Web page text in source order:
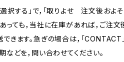
択する」で，「取りよせ 注文後お
っても，当社に在庫があれば，ご注文
きます。急ぎの場合は，「CONTACT
などを，問い合わせてください。